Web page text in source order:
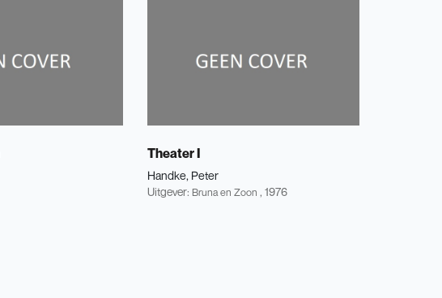
Theater I
Handke, Peter
Uitgever: Bruna en Zoon , 1976